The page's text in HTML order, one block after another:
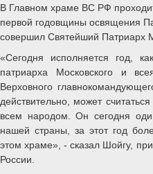
В Главном храме ВС РФ
первой годовщины освящения
совершил Святейший Патриарх
«Сегодня исполняется год,
патриарха Московского и
Верховного
действительно, может
всем народом. Он сегодня
нашей страны, за этот год
этом храме», - сказал Шойгу,
России.